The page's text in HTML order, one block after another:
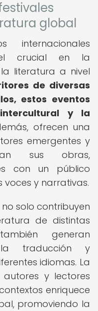
global
internacionales
crucial en la
literatura a nivel
de diversas
estos eventos
y la
ofrecen una
emergentes y
sus obras,
con un público
voces y narrativas.
solo contribuyen
de distintas
generan
traducción y
idiomas. La
y lectores
enriquece
promoviendo la